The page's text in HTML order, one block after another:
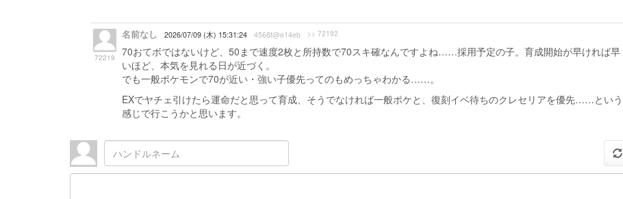
72219
名前なし 2026/07/09 (木) 15:31:24 4568f@e14eb >> 72192
70おてボではないけど、50まで速度2枚と所持数で70スキ確なんですよね……採用予定の子。育成開始が早ければ早
いほど、本気を見れる日が近づく。
でも一般ポケモンで70が近い・強い子優先ってのもめっちゃわかる……。
EXでヤチェ引けたら運命だと思って育成、そうでなければ一般ポケと、復刻イベ待ちのクレセリアを優先……という
感じで行こうかと思います。